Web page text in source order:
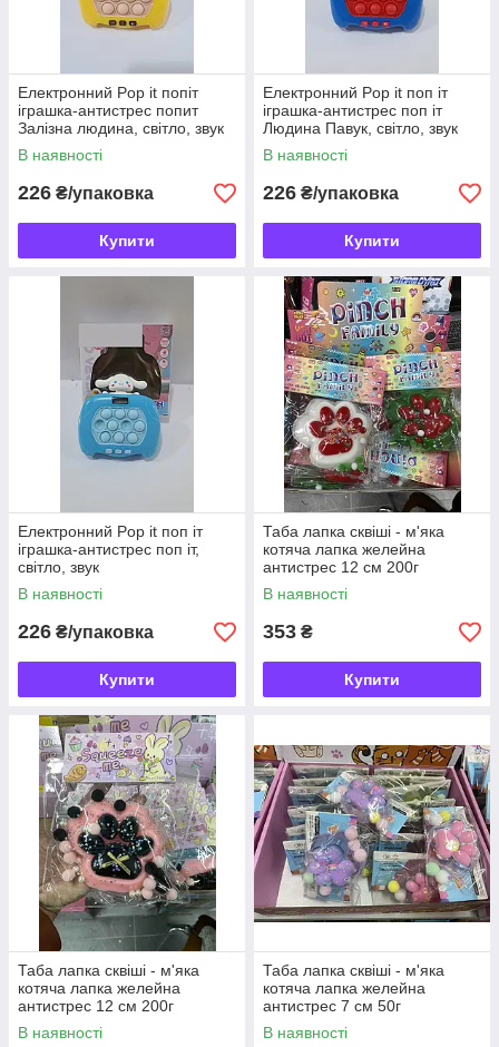
Електронний Pop it попіт
іграшка-антистрес попит
Залізна людина, світло, звук
В наявності
226 ₴/упаковка
Купити
Електронний Pop it поп іт
іграшка-антистрес поп іт
Людина Павук, світло, звук
В наявності
226 ₴/упаковка
Купити
Електронний Pop it поп іт
іграшка-антистрес поп іт,
світло, звук
В наявності
226 ₴/упаковка
Купити
Таба лапка сквіші - м'яка
котяча лапка желейна
антистрес 12 см 200г
В наявності
353 ₴
Купити
Таба лапка сквіші - м'яка
котяча лапка желейна
антистрес 12 см 200г
В наявності
Таба лапка сквіші - м'яка
котяча лапка желейна
антистрес 7 см 50г
В наявності